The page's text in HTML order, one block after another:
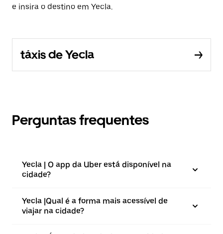
e insira o destino em Yecla.
táxis de Yecla
Perguntas frequentes
Yecla | O app da Uber está disponível na
cidade?
Yecla |⁠Qual é a forma mais acessível de
viajar na cidade?